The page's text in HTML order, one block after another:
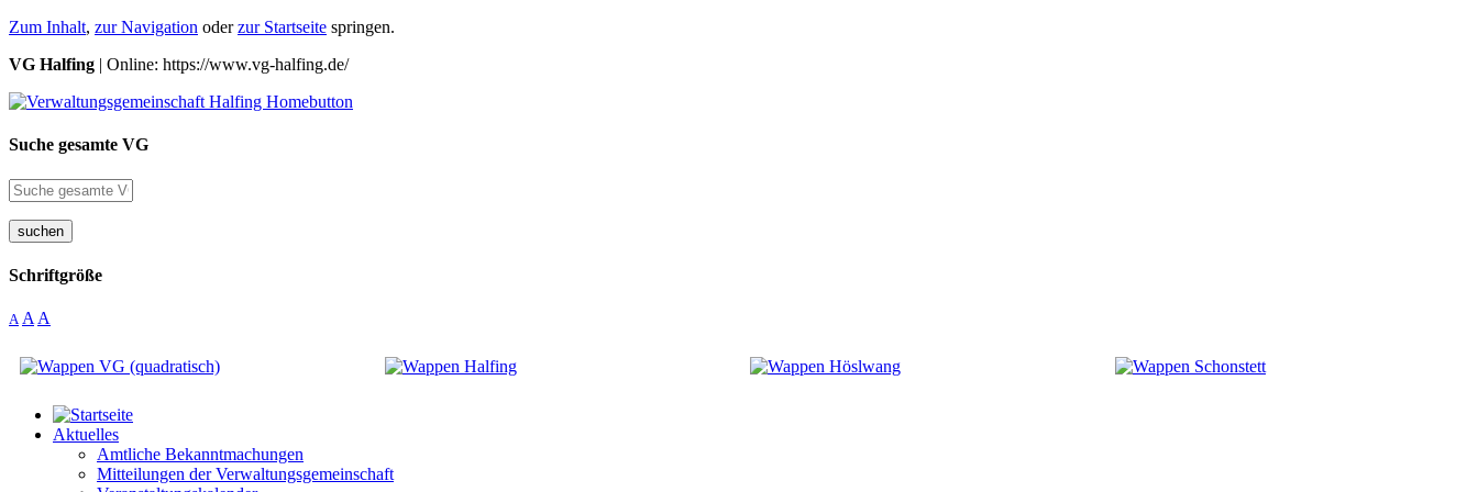
Zum Inhalt, zur Navigation oderzur Startseite springen.
VG Halfing | Online: https://www.vg-halfing.de/
Suche gesamte VG
suchen
Schriftgröße
A A A
Aktuelles
Amtliche Bekanntmachungen
Mitteilungen der Verwaltungsgemeinschaft